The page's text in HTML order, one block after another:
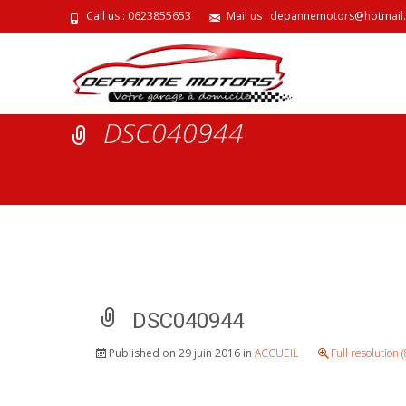
Call us : 0623855653 Mail us :
DSC040944
DSC040944
Published on 29 juin 2016 in ACCUEIL Full resolution